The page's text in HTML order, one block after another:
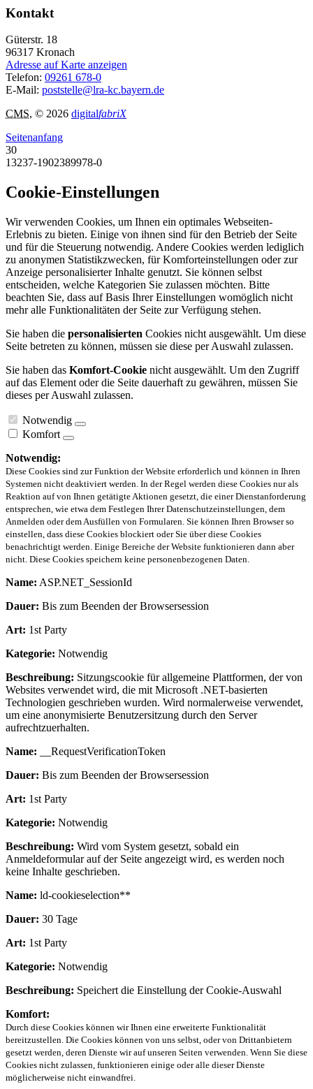
Kontakt
Güterstr. 18
96317 Kronach
Adresse auf Karte anzeigen
Telefon: 09261 678-0
E-Mail: poststelle@lra-kc.bayern.de
CMS, © 2026 digitalfabriX
Seitenanfang
30
13237-1902389978-0
Cookie-Einstellungen
Wir verwenden Cookies, um Ihnen ein optimales Webseiten-
Erlebnis zu bieten. Einige von ihnen sind für den Betrieb der Seite
und für die Steuerung notwendig. Andere Cookies werden lediglich
zu anonymen Statistikzwecken, für Komforteinstellungen oder zur
Anzeige personalisierter Inhalte genutzt. Sie können selbst
entscheiden, welche Kategorien Sie zulassen möchten. Bitte
beachten Sie, dass auf Basis Ihrer Einstellungen womöglich nicht
mehr alle Funktionalitäten der Seite zur Verfügung stehen.
Sie haben die personalisierten Cookies nicht ausgewählt. Um diese
Seite betreten zu können, müssen sie diese per Auswahl zulassen.
Sie haben das Komfort-Cookie nicht ausgewählt. Um den Zugriff
auf das Element oder die Seite dauerhaft zu gewähren, müssen Sie
dieses per Auswahl zulassen.
Notwendig
Komfort
Notwendig:
Diese Cookies sind zur Funktion der Website erforderlich und können in Ihren
Systemen nicht deaktiviert werden. In der Regel werden diese Cookies nur als
Reaktion auf von Ihnen getätigte Aktionen gesetzt, die einer Dienstanforderung
entsprechen, wie etwa dem Festlegen Ihrer Datenschutzeinstellungen, dem
Anmelden oder dem Ausfüllen von Formularen. Sie können Ihren Browser so
einstellen, dass diese Cookies blockiert oder Sie über diese Cookies
benachrichtigt werden. Einige Bereiche der Website funktionieren dann aber
nicht. Diese Cookies speichern keine personenbezogenen Daten.
Name: ASP.NET_SessionId
Dauer: Bis zum Beenden der Browsersession
Art: 1st Party
Kategorie: Notwendig
Beschreibung: Sitzungscookie für allgemeine Plattformen, der von
Websites verwendet wird, die mit Microsoft .NET-basierten
Technologien geschrieben wurden. Wird normalerweise verwendet,
um eine anonymisierte Benutzersitzung durch den Server
aufrechtzuerhalten.
Name: __RequestVerificationToken
Dauer: Bis zum Beenden der Browsersession
Art: 1st Party
Kategorie: Notwendig
Beschreibung: Wird vom System gesetzt, sobald ein
Anmeldeformular auf der Seite angezeigt wird, es werden noch
keine Inhalte geschrieben.
Name: ld-cookieselection**
Dauer: 30 Tage
Art: 1st Party
Kategorie: Notwendig
Beschreibung: Speichert die Einstellung der Cookie-Auswahl
Komfort:
Durch diese Cookies können wir Ihnen eine erweiterte Funktionalität
bereitzustellen. Die Cookies können von uns selbst, oder von Drittanbietern
gesetzt werden, deren Dienste wir auf unseren Seiten verwenden. Wenn Sie diese
Cookies nicht zulassen, funktionieren einige oder alle dieser Dienste
möglicherweise nicht einwandfrei.